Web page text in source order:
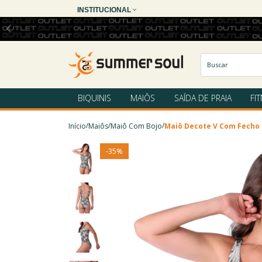
INSTITUCIONAL
BIQUINIS MAIÔS SAÍDA DE PRAIA
Início/Maiôs/Maiô Com Bojo/Maiô Decote V Com
-35%